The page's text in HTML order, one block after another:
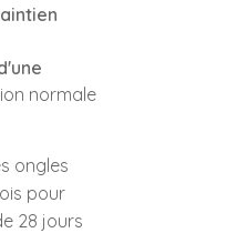
normale
ongles
pour
28 jours